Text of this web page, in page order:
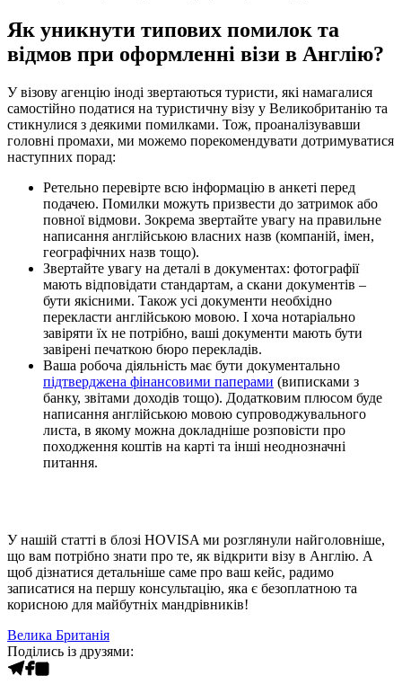
Як уникнути типових помилок та
відмов при оформленні візи в Англію?
У візову агенцію іноді звертаються туристи, які намагалися
самостійно податися на туристичну візу у Великобританію та
стикнулися з деякими помилками. Тож, проаналізувавши
головні промахи, ми можемо порекомендувати дотримуватися
наступних порад:
Ретельно перевірте всю інформацію в анкеті перед
подачею. Помилки можуть призвести до затримок або
повної відмови. Зокрема звертайте увагу на правильне
написання англійською власних назв (компаній, імен,
географічних назв тощо).
Звертайте увагу на деталі в документах: фотографії
мають відповідати стандартам, а скани документів –
бути якісними. Також усі документи необхідно
перекласти англійською мовою. І хоча нотаріально
завіряти їх не потрібно, ваші документи мають бути
завірені печаткою бюро перекладів.
Ваша робоча діяльність має бути документально
підтверджена фінансовими паперами (виписками з
банку, звітами доходів тощо). Додатковим плюсом буде
написання англійською мовою супроводжувального
листа, в якому можна докладніше розповісти про
походження коштів на карті та інші неоднозначні
питання.
У нашій статті в блозі HOVISA ми розглянули найголовніше,
що вам потрібно знати про те, як відкрити візу в Англію. А
щоб дізнатися детальніше саме про ваш кейс, радимо
записатися на першу консультацію, яка є безоплатною та
корисною для майбутніх мандрівників!
Велика Британія
Поділись із друзями: